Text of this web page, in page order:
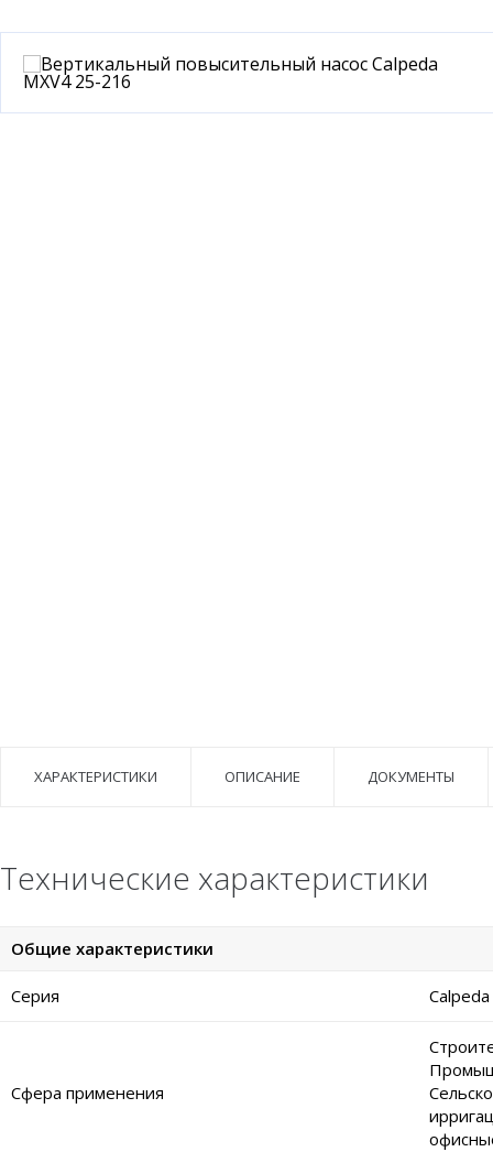
ХАРАКТЕРИСТИКИ ОПИСАНИЕ ДОКУМЕНТЫ
Технические характеристики
Общие характеристики
Серия
Сфера применения